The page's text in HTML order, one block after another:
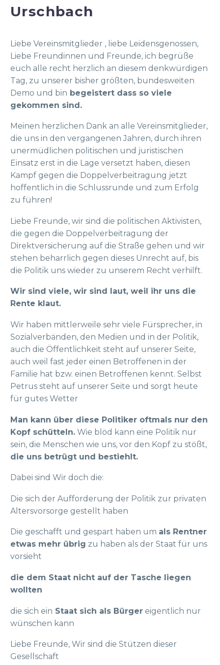
Urschbach
Liebe Vereinsmitglieder , liebe Leidensgenossen,
Liebe Freundinnen und Freunde, ich begrüße
euch alle recht herzlich an diesem denkwürdigen
Tag, zu unserer bisher größten, bundesweiten
Demo und bin begeistert dass so viele
gekommen sind.
Meinen herzlichen Dank an alle Vereinsmitglieder,
die uns in den vergangenen Jahren, durch ihren
unermüdlichen politischen und juristischen
Einsatz erst in die Lage versetzt haben, diesen
Kampf gegen die Doppelverbeitragung jetzt
hoffentlich in die Schlussrunde und zum Erfolg
zu führen!
Liebe Freunde, wir sind die politischen Aktivisten,
die gegen die Doppelverbeitragung der
Direktversicherung auf die Straße gehen und wir
stehen beharrlich gegen dieses Unrecht auf, bis
die Politik uns wieder zu unserem Recht verhilft.
Wir sind viele, wir sind laut, weil ihr uns die
Rente klaut.
Wir haben mittlerweile sehr viele Fürsprecher, in
Sozialverbänden, den Medien und in der Politik,
auch die Öffentlichkeit steht auf unserer Seite,
auch weil fast jeder einen Betroffenen in der
Familie hat bzw. einen Betroffenen kennt. Selbst
Petrus steht auf unserer Seite und sorgt heute
für gutes Wetter
Man kann über diese Politiker oftmals nur den
Kopf schütteln. Wie blöd kann eine Politik nur
sein, die Menschen wie uns, vor den Kopf zu stößt,
die uns betrügt und bestiehlt.
Dabei sind Wir doch die:
Die sich der Aufforderung der Politik zur privaten
Altersvorsorge gestellt haben
Die geschafft und gespart haben um als Rentner
etwas mehr übrig zu haben als der Staat für uns
vorsieht
die dem Staat nicht auf der Tasche liegen
wollten
die sich ein Staat sich als Bürger eigentlich nur
wünschen kann
Liebe Freunde, Wir sind die Stützen dieser
Gesellschaft